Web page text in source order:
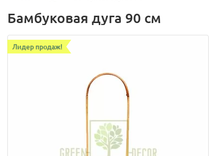
Бамбуковая дуга 90 см
Лидер продаж!